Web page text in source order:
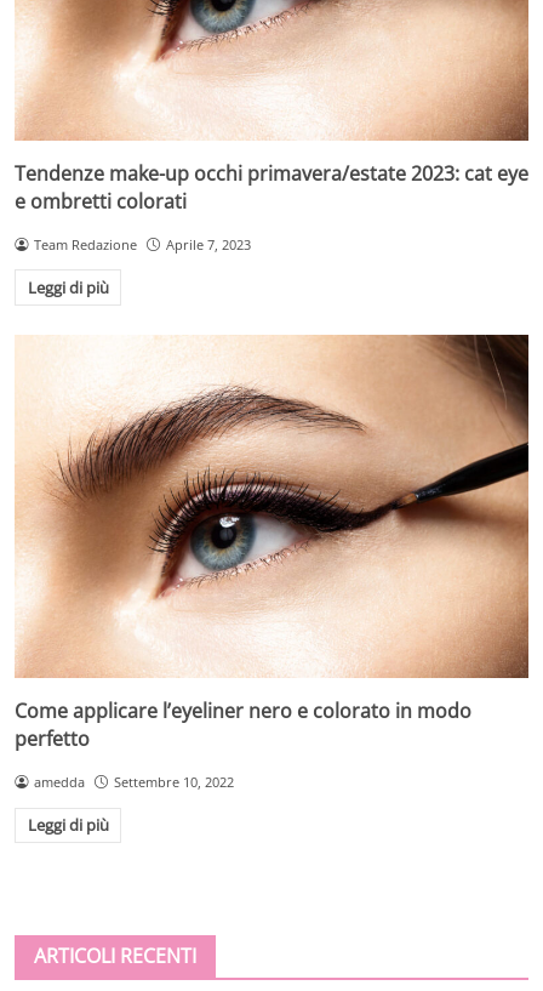
Tendenze make-up occhi primavera/estate 2023: cat eye
e ombretti colorati
Team Redazione Aprile 7, 2023
Leggi di più
Come applicare l’eyeliner nero e colorato in modo
perfetto
amedda Settembre 10, 2022
Leggi di più
ARTICOLI RECENTI